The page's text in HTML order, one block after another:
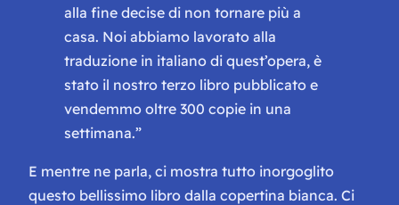
alla fine decise di non tornare più a
casa. Noi abbiamo lavorato alla
traduzione in italiano di quest’opera, è
stato il nostro terzo libro pubblicato e
vendemmo oltre 300 copie in una
settimana.”
E mentre ne parla, ci mostra tutto inorgoglito
questo bellissimo libro dalla copertina bianca. Ci